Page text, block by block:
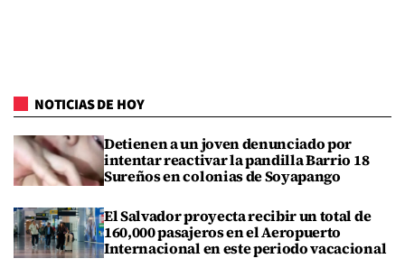
NOTICIAS DE HOY
Detienen a un joven denunciado por
intentar reactivar la pandilla Barrio 18
Sureños en colonias de Soyapango
El Salvador proyecta recibir un total de
160,000 pasajeros en el Aeropuerto
Internacional en este periodo vacacional